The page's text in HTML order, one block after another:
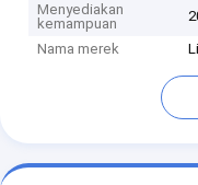
Menyediakan
kemampuan
Nama merek